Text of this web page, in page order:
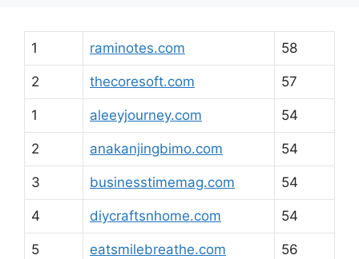
1 raminotes.com 58
2 thecoresoft.com 57
1 aleeyjourney.com 54
2 anakanjingbimo.com 54
3 businesstimemag.com 54
4 diycraftsnhome.com 54
5 eatsmilebreathe.com 56